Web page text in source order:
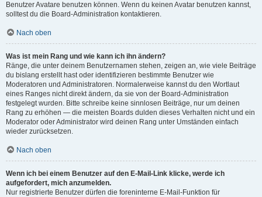
Benutzer Avatare benutzen können. Wenn du keinen Avatar benutzen kannst,
solltest du die Board-Administration kontaktieren.
Nach oben
Was ist mein Rang und wie kann ich ihn ändern?
Ränge, die unter deinem Benutzernamen stehen, zeigen an, wie viele Beiträge
du bislang erstellt hast oder identifizieren bestimmte Benutzer wie
Moderatoren und Administratoren. Normalerweise kannst du den Wortlaut
eines Ranges nicht direkt ändern, da sie von der Board-Administration
festgelegt wurden. Bitte schreibe keine sinnlosen Beiträge, nur um deinen
Rang zu erhöhen — die meisten Boards dulden dieses Verhalten nicht und ein
Moderator oder Administrator wird deinen Rang unter Umständen einfach
wieder zurücksetzen.
Nach oben
Wenn ich bei einem Benutzer auf den E-Mail-Link klicke, werde ich
aufgefordert, mich anzumelden.
Nur registrierte Benutzer dürfen die foreninterne E-Mail-Funktion für